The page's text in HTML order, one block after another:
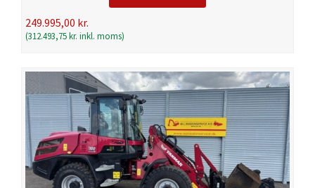
249.995,00 kr.
(312.493,75kr. inkl. moms)